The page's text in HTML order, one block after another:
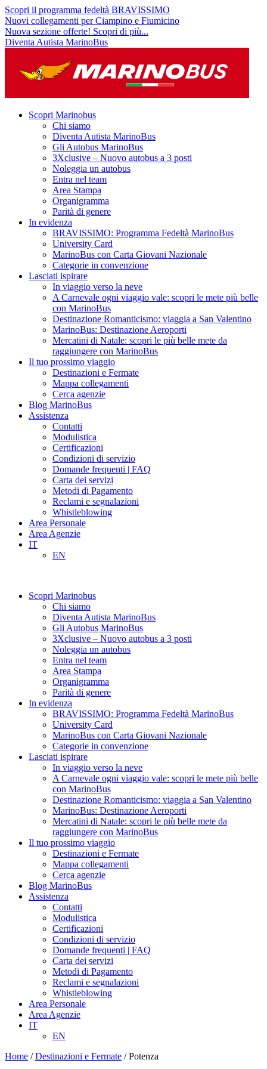
Scopri il programma fedeltà BRAVISSIMO
Nuovi collegamenti per Ciampino e Fiumicino
Nuova sezione offerte! Scopri di più...
Diventa Autista MarinoBus
Scopri Marinobus
Chi siamo
Diventa Autista MarinoBus
Gli Autobus MarinoBus
3Xclusive – Nuovo autobus a 3 posti
Noleggia un autobus
Entra nel team
Area Stampa
Organigramma
Parità di genere
In evidenza
BRAVISSIMO: Programma Fedeltà MarinoBus
University Card
MarinoBus con Carta Giovani Nazionale
Categorie in convenzione
Lasciati ispirare
In viaggio verso la neve
A Carnevale ogni viaggio vale: scopri le mete più belle
con MarinoBus
Destinazione Romanticismo: viaggia a San Valentino
MarinoBus: Destinazione Aeroporti
Mercatini di Natale: scopri le più belle mete da
raggiungere con MarinoBus
Il tuo prossimo viaggio
Destinazioni e Fermate
Mappa collegamenti
Cerca agenzie
Blog MarinoBus
Assistenza
Contatti
Modulistica
Certificazioni
Condizioni di servizio
Domande frequenti | FAQ
Carta dei servizi
Metodi di Pagamento
Reclami e segnalazioni
Whistleblowing
Area Personale
Area Agenzie
IT
EN
Scopri Marinobus
Chi siamo
Diventa Autista MarinoBus
Gli Autobus MarinoBus
3Xclusive – Nuovo autobus a 3 posti
Noleggia un autobus
Entra nel team
Area Stampa
Organigramma
Parità di genere
In evidenza
BRAVISSIMO: Programma Fedeltà MarinoBus
University Card
MarinoBus con Carta Giovani Nazionale
Categorie in convenzione
Lasciati ispirare
In viaggio verso la neve
A Carnevale ogni viaggio vale: scopri le mete più belle
con MarinoBus
Destinazione Romanticismo: viaggia a San Valentino
MarinoBus: Destinazione Aeroporti
Mercatini di Natale: scopri le più belle mete da
raggiungere con MarinoBus
Il tuo prossimo viaggio
Destinazioni e Fermate
Mappa collegamenti
Cerca agenzie
Blog MarinoBus
Assistenza
Contatti
Modulistica
Certificazioni
Condizioni di servizio
Domande frequenti | FAQ
Carta dei servizi
Metodi di Pagamento
Reclami e segnalazioni
Whistleblowing
Area Personale
Area Agenzie
IT
EN
Home / Destinazioni e Fermate / Potenza